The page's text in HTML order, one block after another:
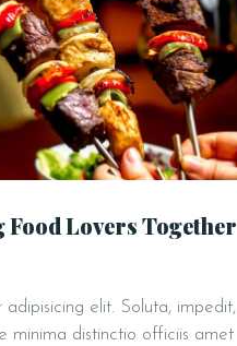
Lovers Together
adipisicing elit. Soluta, impedit,
minima distinctio officiis amet